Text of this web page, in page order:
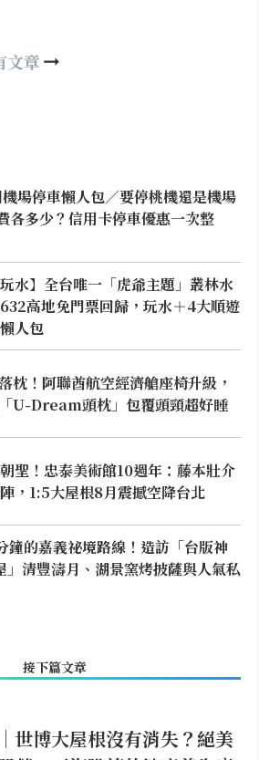
文章
場停車懶人包／要停桃機還是機場
各多少？信用卡停車優惠一次整
玩水】全台唯一「虎爺主題」叢林水
高地免門票回歸，玩水＋4大順遊
人包
枕！阿聯酋航空經濟艙座椅升級，
U-Dream頭枕」包覆頭頸超好睡
聖！忠泰美術館10週年：藤本壯介
，1:5大屋根8月震撼空降台北
鐘的嘉義祕境路線！造訪「台版神
」清豐濤月、湖景窯烤披薩與人氣私
接下篇文章
世博大屋根沒有消失？絕美